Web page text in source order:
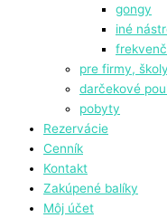
gongy
⁠iné
pre firmy,
darčekové
pobyty
Rezervácie
Cenník
Kontakt
Zakúpené balíky
Môj účet